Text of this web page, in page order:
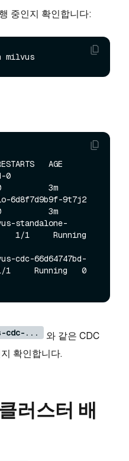
중인지 확인합니다:
AGE
0
3m
6d8f7d9b9f-9t7j2
3m
standalone-
1/1     Running
cdc-66d64747bd-
Running   0
cdc-...
와 같은 CDC
확인합니다.
러스터 배